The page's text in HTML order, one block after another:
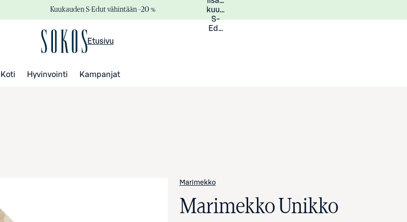
Kuukauden S-Edut vähintään –20 %
kuukauden
S-
Eduista
Etusivu
Koti Hyvinvointi Kampanjat
Marimekko
Marimekko Unikko